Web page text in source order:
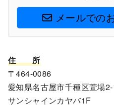
メールでの
住
所
〒464-0086
愛知県名古屋市千種区萱場
サンシャインカヤバ1F